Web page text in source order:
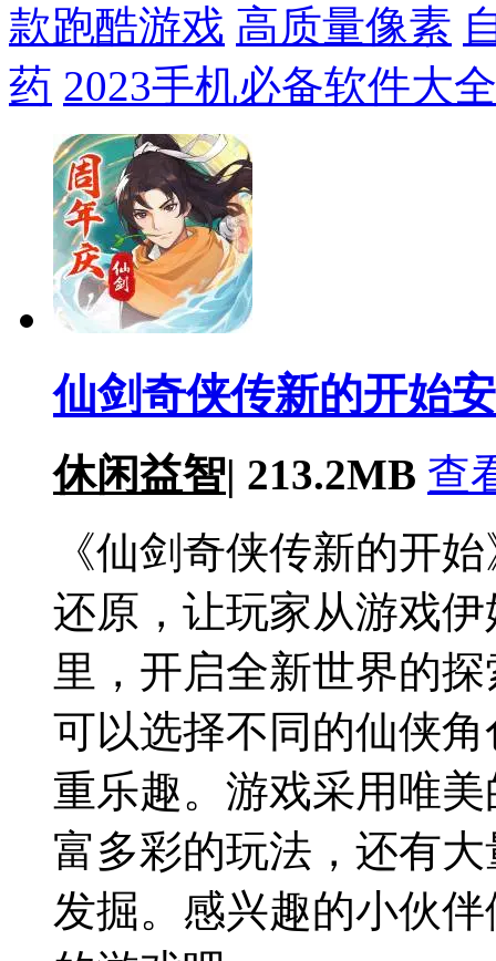
款跑酷游戏 高质量像素
药 2023手机必备软件大全
仙剑奇侠传新的开始
休闲益智| 213.2MB 查
《仙剑奇侠传新的开
还原，让玩家从游戏
里，开启全新世界的
可以选择不同的仙侠
重乐趣。游戏采用唯
富多彩的玩法，还有
发掘。感兴趣的小伙